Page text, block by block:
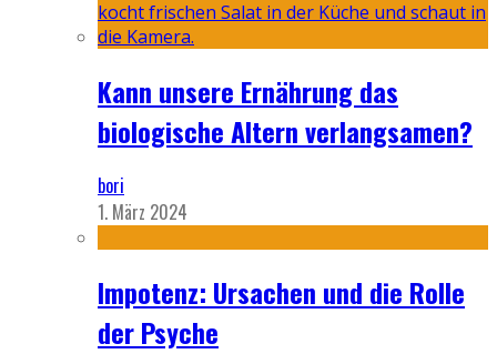
Kann unsere Ernährung das
biologische Altern verlangsamen?
bori
1. März 2024
Impotenz: Ursachen und die Rolle
der Psyche